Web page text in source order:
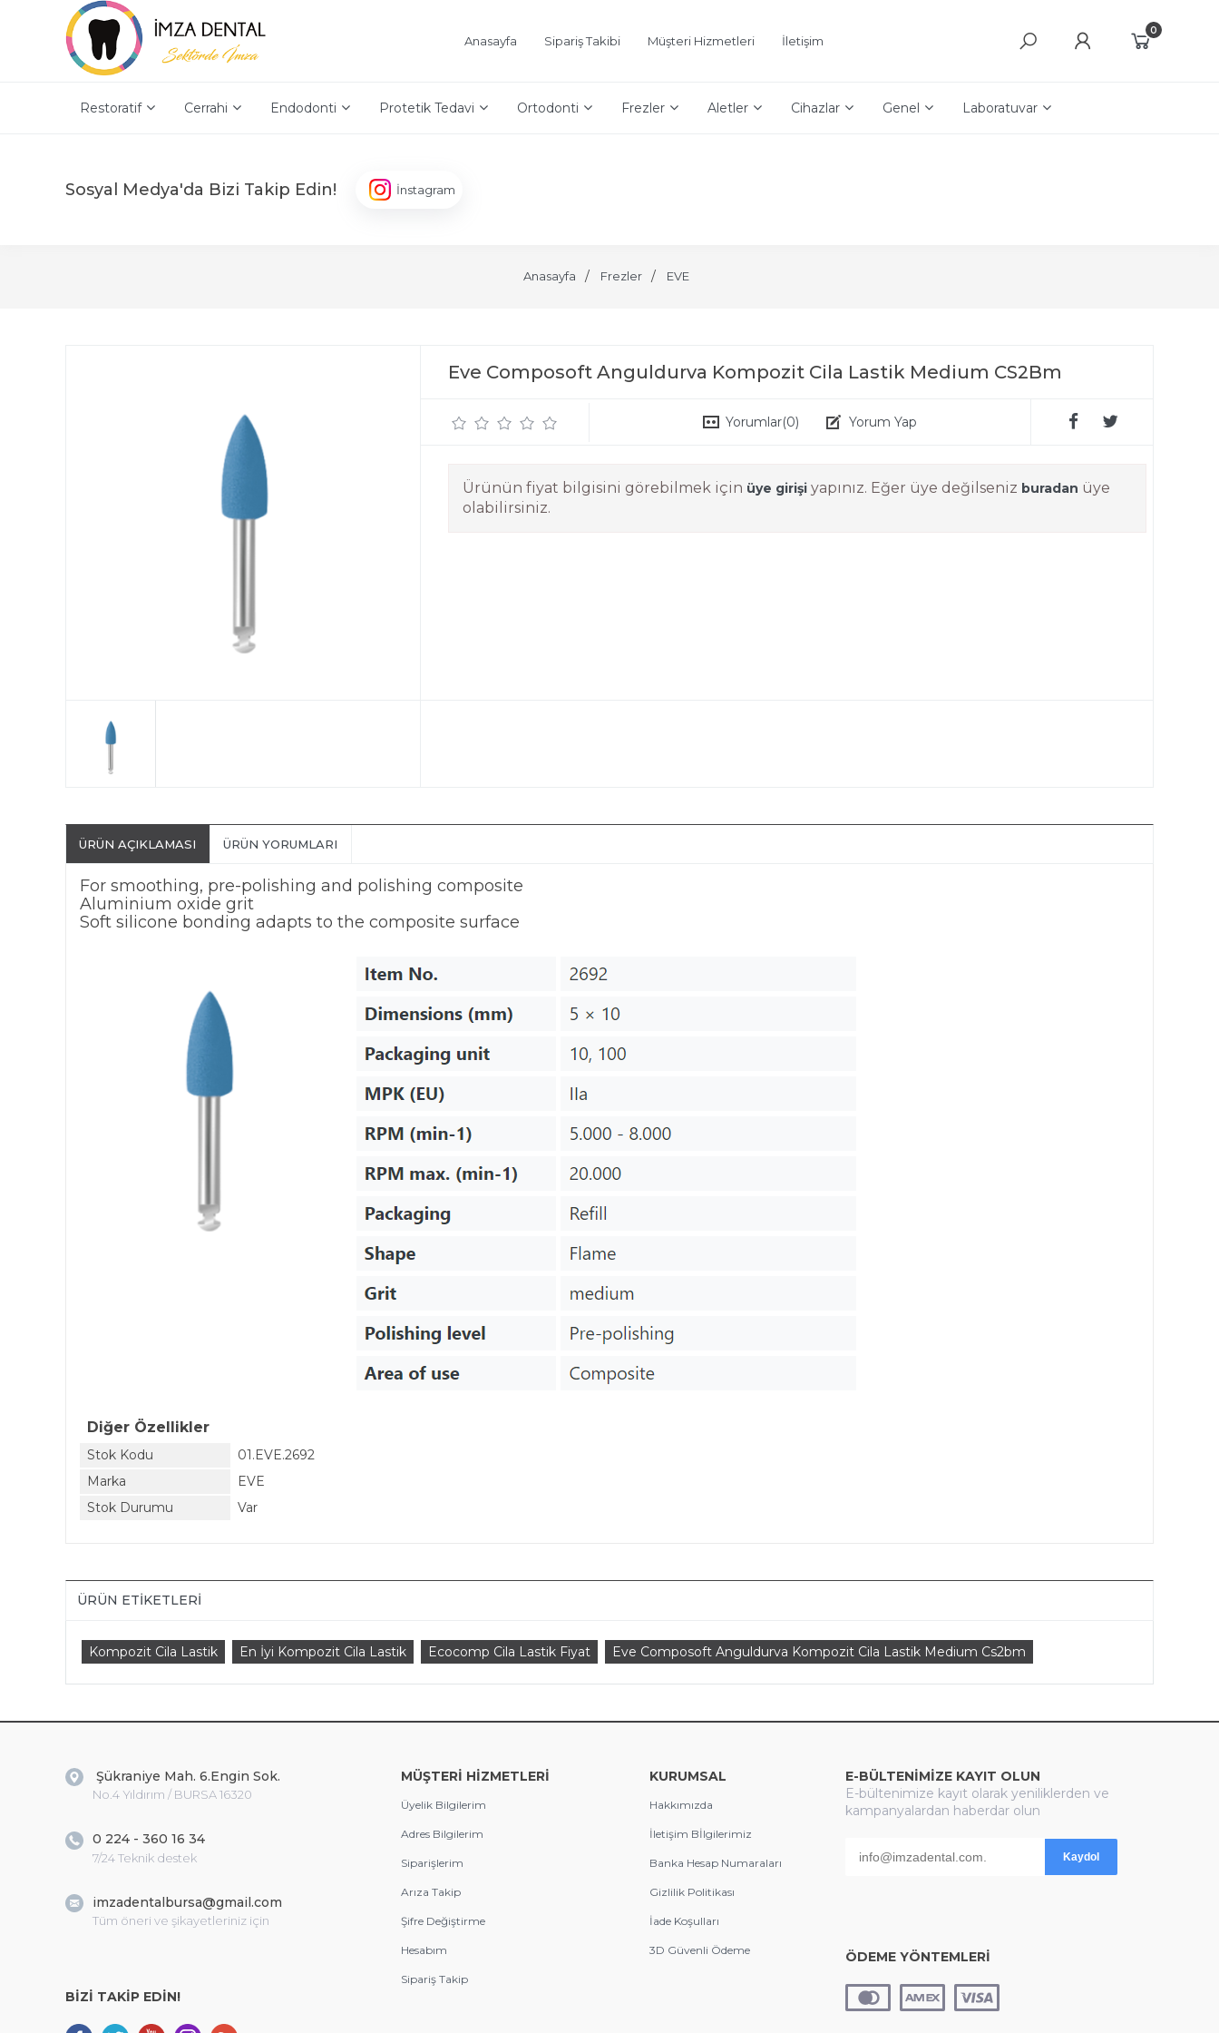
Anasayfa Sipariş Takibi Müşteri Hizmetleri İletişim
0
Restoratif Cerrahi Endodonti Protetik Tedavi Ortodonti Frezler Aletler Cihazlar Genel Laboratuvar
Sosyal Medya'da Bizi Takip Edin! İnstagram
Anasayfa Frezler EVE
Eve Composoft Anguldurva Kompozit Cila Lastik Medium CS2Bm
Yorumlar(0) Yorum Yap
Ürünün fiyat bilgisini görebilmek için üye girişi yapınız. Eğer üye değilseniz buradan üye
olabilirsiniz.
ÜRÜN AÇIKLAMASI ÜRÜN YORUMLARI
For smoothing, pre-polishing and polishing composite
Aluminium oxide grit
Soft silicone bonding adapts to the composite surface
Diğer Özellikler
Stok Kodu
01.EVE.2692
Marka
EVE
Stok Durumu
Var
ÜRÜN ETIKETLERI
Kompozit Cila Lastik En İyi Kompozit Cila Lastik Ecocomp Cila Lastik Fiyat Eve Composoft Anguldurva Kompozit Cila Lastik Medium Cs2bm
Şükraniye Mah. 6.Engin Sok.
No.4 Yıldırım / BURSA 16320
0 224 - 360 16 34
7/24 Teknik destek
imzadentalbursa@gmail.com
Tüm öneri ve şikayetleriniz için
BİZİ TAKİP EDİN!
MÜŞTERİ HİZMETLERİ
Üyelik Bilgilerim
Adres Bilgilerim
Siparişlerim
Arıza Takip
Şifre Değiştirme
Hesabım
Sipariş Takip
KURUMSAL
Hakkımızda
İletişim Bİlgilerimiz
Banka Hesap Numaraları
Gizlilik Politikası
İade Koşulları
3D Güvenli Ödeme
E-BÜLTENİMİZE KAYIT OLUN
E-bültenimize kayıt olarak yeniliklerden ve
kampanyalardan haberdar olun
Kaydol
ÖDEME YÖNTEMLERİ